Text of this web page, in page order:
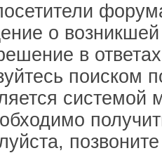
о
в
поиском
системой